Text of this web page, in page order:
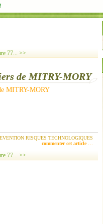
77... >>
de MITRY-MORY
RISQUES TECHNOLOGIQUES
commenter cet article
77... >>